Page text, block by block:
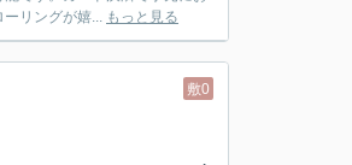
リングが嬉... もっと見る
敷0